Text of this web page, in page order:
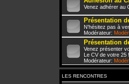
Venez adhérer au
Présentation
N'hésitez pas à
Modérateur:
Présentation
Venez présenter
Le CV de votre 25 !
Modérateur:
LES RENCONTRES